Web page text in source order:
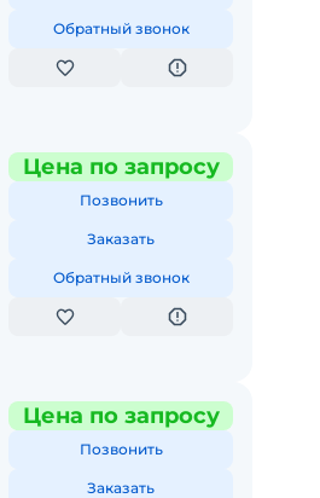
Обратный звонок
Цена по запросу
Позвонить
Заказать
Обратный звонок
Цена по запросу
Позвонить
Заказать